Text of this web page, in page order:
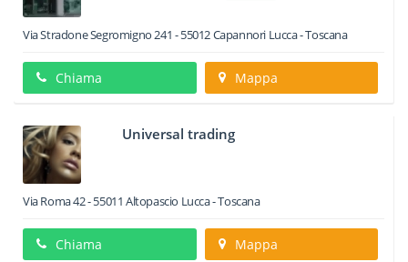
Via Stradone Segromigno 241 -55012Capannori Lucca -Toscana
Chiama Mappa
Universal trading
Via Roma 42-55011 Altopascio Lucca -Toscana
Chiama Mappa